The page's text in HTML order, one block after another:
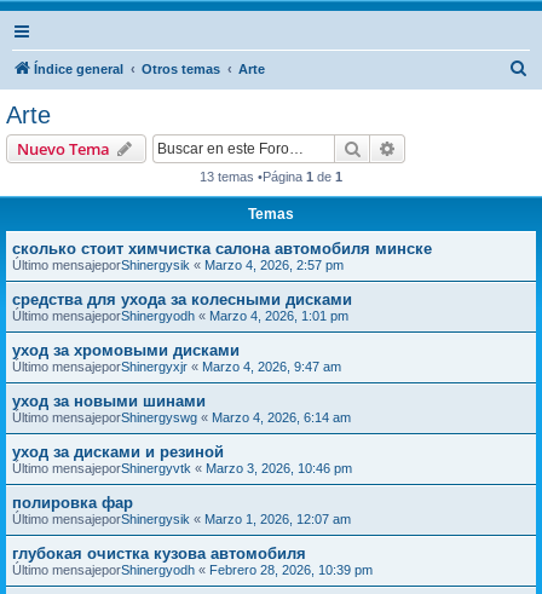
Índice general Otros temas Arte
Arte
Nuevo Tema Buscar
13 temas •Página 1 de 1
Temas
сколько стоит химчистка салона автомобиля минске
Último mensajeporShinergysik « Marzo 4, 2026, 2:57 pm
средства для ухода за колесными дисками
Último mensajeporShinergyodh « Marzo 4, 2026, 1:01 pm
уход за хромовыми дисками
Último mensajeporShinergyxjr « Marzo 4, 2026, 9:47 am
уход за новыми шинами
Último mensajeporShinergyswg « Marzo 4, 2026, 6:14 am
уход за дисками и резиной
Último mensajeporShinergyvtk « Marzo 3, 2026, 10:46 pm
полировка фар
Último mensajeporShinergysik « Marzo 1, 2026, 12:07 am
глубокая очистка кузова автомобиля
Último mensajeporShinergyodh « Febrero 28, 2026, 10:39 pm